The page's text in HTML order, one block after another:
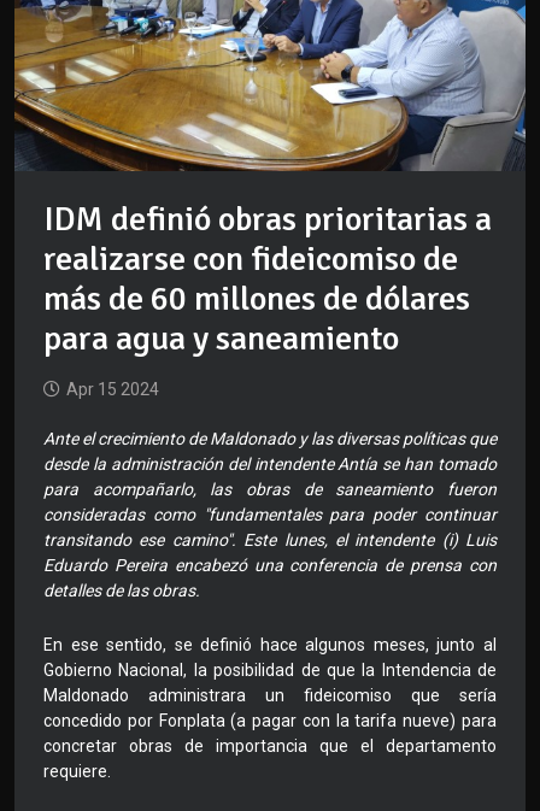
IDM definió obras prioritarias a
realizarse con fideicomiso de
más de 60 millones de dólares
para agua y saneamiento
Apr 15 2024
Ante el crecimiento de Maldonado y las diversas políticas que
desde la administración del intendente Antía se han tomado
para acompañarlo, las obras de saneamiento fueron
consideradas como "fundamentales para poder continuar
transitando ese camino". Este lunes, el intendente (i) Luis
Eduardo Pereira encabezó una conferencia de prensa con
detalles de las obras.
En ese sentido, se definió hace algunos meses, junto al
Gobierno Nacional, la posibilidad de que la Intendencia de
Maldonado administrara un fideicomiso que sería
concedido por Fonplata (a pagar con la tarifa nueve) para
concretar obras de importancia que el departamento
requiere.